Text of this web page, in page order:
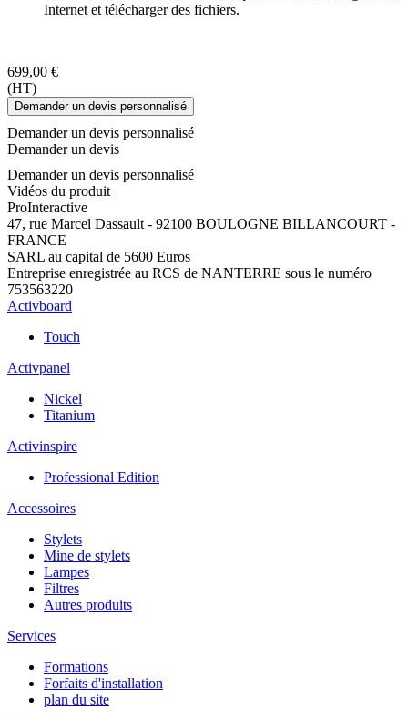
Internet et télécharger des fichiers.
699,00 €
(HT)
Demander un devis personnalisé
Demander un devis personnalisé
Demander un devis
Demander un devis personnalisé
Vidéos du produit
ProInteractive
47, rue Marcel Dassault - 92100 BOULOGNE BILLANCOURT -
FRANCE
SARL au capital de 5600 Euros
Entreprise enregistrée au RCS de NANTERRE sous le numéro
753563220
Activboard
Touch
Activpanel
Nickel
Titanium
Activinspire
Professional Edition
Accessoires
Stylets
Mine de stylets
Lampes
Filtres
Autres produits
Services
Formations
Forfaits d'installation
plan du site